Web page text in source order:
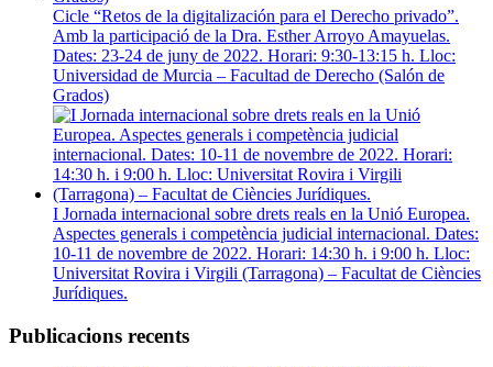
Cicle “Retos de la digitalización para el Derecho privado”.
Amb la participació de la Dra. Esther Arroyo Amayuelas.
Dates: 23-24 de juny de 2022. Horari: 9:30-13:15 h. Lloc:
Universidad de Murcia – Facultad de Derecho (Salón de
Grados)
I Jornada internacional sobre drets reals en la Unió Europea.
Aspectes generals i competència judicial internacional. Dates:
10-11 de novembre de 2022. Horari: 14:30 h. i 9:00 h. Lloc:
Universitat Rovira i Virgili (Tarragona) – Facultat de Ciències
Jurídiques.
Publicacions recents